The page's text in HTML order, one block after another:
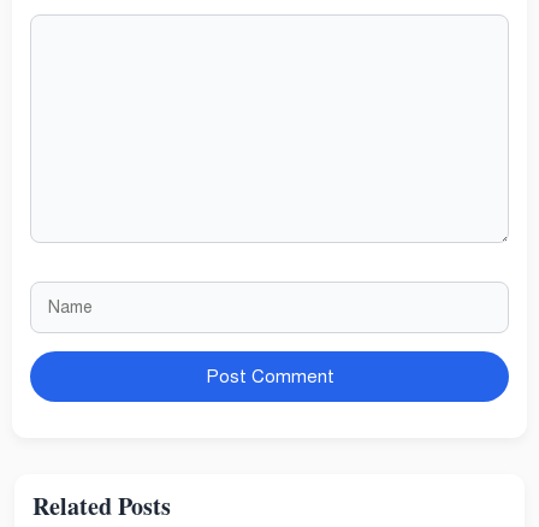
Comment
Name
Website
Related Posts